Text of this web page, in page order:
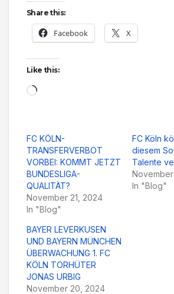
Share this:
Facebook X
Like this:
Loading…
FC KÖLN-
TRANSFERVERBOT
VORBEI: KOMMT JETZT
BUNDESLIGA-
QUALITÄT?
November 21, 2024
In "Blog"
FC Köln
diesem
Talente
In "Blog"
BAYER LEVERKUSEN
UND BAYERN MÜNCHEN
ÜBERWACHUNG 1. FC
KÖLN TORHÜTER
JONAS URBIG
November 20, 2024